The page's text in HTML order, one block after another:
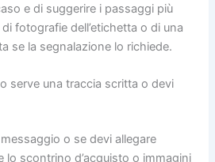
e di suggerire i passaggi più
fotografie dell’etichetta o di una
se la segnalazione lo richiede.
serve una traccia scritta o devi
o se devi allegare
lo scontrino d’acquisto o immagini